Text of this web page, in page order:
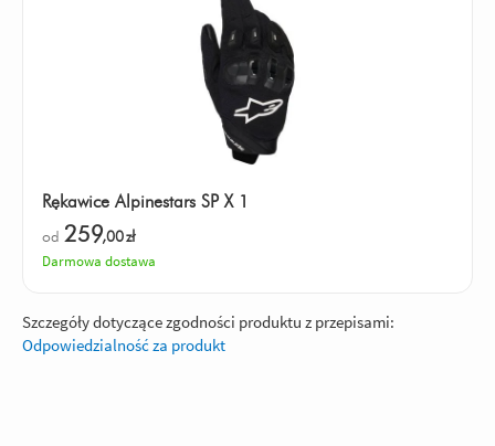
Rękawice Alpinestars SP X 1
od 259,00zł
Darmowa dostawa
Szczegóły dotyczące zgodności produktu z przepisami:
Odpowiedzialność za produkt